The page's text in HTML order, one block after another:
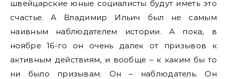
швейцарские юные социалисты будут иметь это
счастье. А Владимир Ильич был не самым
наивным наблюдателем истории. А пока, в
ноябре 16-го он очень далек от призывов к
активным действиям, и вообще – к каким бы то
ни было призывам. Он – наблюдатель. Он